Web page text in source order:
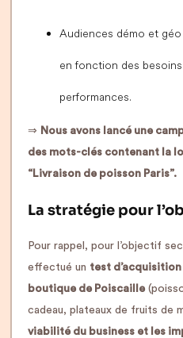
Audiences démo et
en fonction des
performances.
⇒ Nous avons lancé une
des mots-clés contenant la
“Livraison de poisson Paris”.
La stratégie pour
Pour rappel, pour l’objectif
effectué un test
boutique de Poiscaille
cadeau, plateaux de fruits de
viabilité du business et les